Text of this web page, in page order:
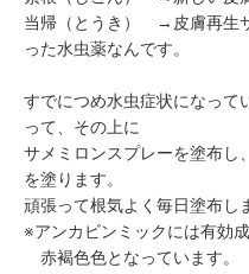
当帰（とうき） →皮膚再生
った水虫薬なんです。
すでにつめ水虫症状になって
って、その上に
サメミロンスプレーを塗布し
を塗ります。
頑張って根気よく毎日塗布し
※アンカビンミックには有効
赤褐色色となっています。